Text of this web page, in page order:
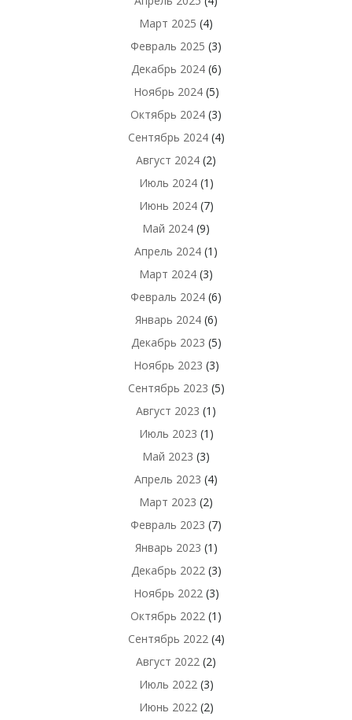
Март 2025 (4)
Февраль 2025 (3)
Декабрь 2024(6)
Ноябрь 2024(5)
Октябрь 2024 (3)
Сентябрь 2024(4)
Август 2024 (2)
Июль 2024(1)
Июнь 2024(7)
Май 2024 (9)
Апрель 2024 (1)
Март 2024 (3)
Февраль 2024 (6)
Январь 2024(6)
Декабрь 2023 (5)
Ноябрь 2023 (3)
Сентябрь 2023 (5)
Август 2023 (1)
Июль 2023 (1)
Май 2023 (3)
Апрель 2023 (4)
Март 2023 (2)
Февраль 2023 (7)
Январь 2023 (1)
Декабрь 2022(3)
Ноябрь 2022(3)
Октябрь 2022 (1)
Сентябрь 2022(4)
Август 2022 (2)
Июль 2022(3)
Июнь 2022(2)